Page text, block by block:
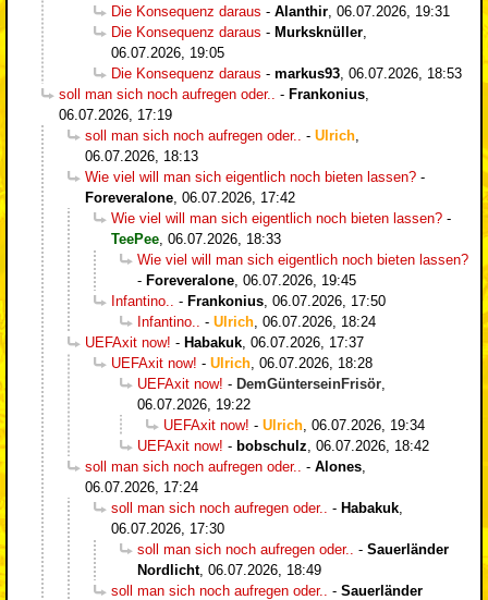
Die Konsequenz daraus - Alanthir 06.07.2026, 19:31
Die Konsequenz daraus - Murksknüller
06.07.2026, 19:05
Die Konsequenz daraus - markus93 06.07.2026, 18:53
soll man sich noch aufregen oder..
- Frankonius
06.07.2026, 17:19
soll man sich noch aufregen oder..
- Ulrich
06.07.2026, 18:13
Wie viel will man sich eigentlich noch bieten lassen? -
Foreveralone 06.07.2026, 17:42
Wie viel will man sich eigentlich noch bieten lassen? -
TeePee 06.07.2026, 18:33
Wie viel will man sich eigentlich noch bieten lassen?
- Foreveralone 06.07.2026, 19:45
Infantino..
- Frankonius 06.07.2026, 17:50
Infantino..
- Ulrich 06.07.2026, 18:24
UEFAxit now! - Habakuk 06.07.2026, 17:37
UEFAxit now! - Ulrich 06.07.2026, 18:28
UEFAxit now! - DemGünterseinFrisör
06.07.2026, 19:22
UEFAxit now! - Ulrich 06.07.2026, 19:34
UEFAxit now! - bobschulz 06.07.2026, 18:42
soll man sich noch aufregen oder..
- Alones
06.07.2026, 17:24
soll man sich noch aufregen oder..
- Habakuk
06.07.2026, 17:30
soll man sich noch aufregen oder..
- Sauerländer
Nordlicht, 06.07.2026, 18:49
soll man sich noch aufregen oder..
- Sauerländer